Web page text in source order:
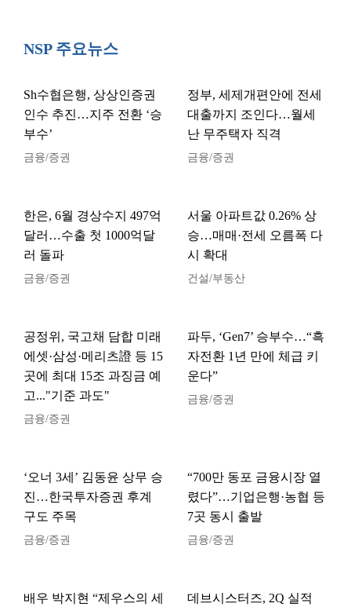
NSP 주요뉴스
Sh수협은행, 상상인증권
인수 추진…지주 전환 ‘승
부수’
금융/증권
정부, 세제개편안에 전세
대출까지 조인다…월세
난 무주택자 직격
금융/증권
한은, 6월 경상수지 497억
달러…수출 첫 1000억달
러 돌파
금융/증권
서울 아파트값 0.26% 상
승…매매·전세 오름폭 다
시 확대
건설/부동산
공정위, 국고채 담합 미래
에셋·삼성·메리츠證 등 15
곳에 최대 15조 과징금 예
고..."기준 과도"
금융/증권
파두, ‘Gen7’ 승부수…“흑
자전환 1년 만에 체급 키
운다”
금융/증권
‘오너 3세’ 김동윤 상무 승
진…한국투자증권 후계
구도 주목
금융/증권
“700만 동포 금융시장 열
렸다”…기업은행·농협 등
7곳 동시 출발
금융/증권
배우 박지현 “제우스의 세
데브시스터즈, 2Q 실적